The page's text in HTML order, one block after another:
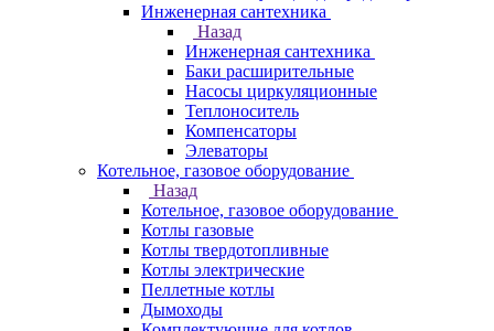
Инженерная сантехника
Назад
Инженерная сантехника
Баки расширительные
Насосы циркуляционные
Теплоноситель
Компенсаторы
Элеваторы
Котельное, газовое оборудование
Назад
Котельное, газовое оборудование
Котлы газовые
Котлы твердотопливные
Котлы электрические
Пеллетные котлы
Дымоходы